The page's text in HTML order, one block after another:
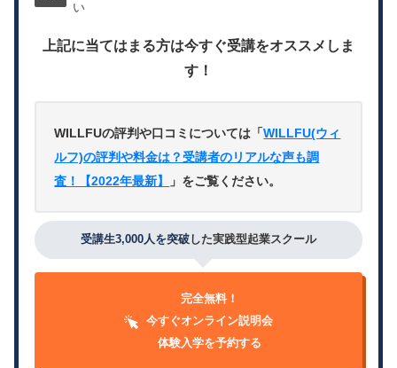
い
上記に当てはまる方は今すぐ受講をオススメしま
す！
WILLFUの評判や口コミについては「WILLFU(ウィ
ルフ)の評判や料金は？受講者のリアルな声も調
査！【2022年最新】
」をご覧ください。
受講生3,000人を突破 した実践型起業スクール
完全無料！
今すぐオンライン説明会
体験入学を予約する